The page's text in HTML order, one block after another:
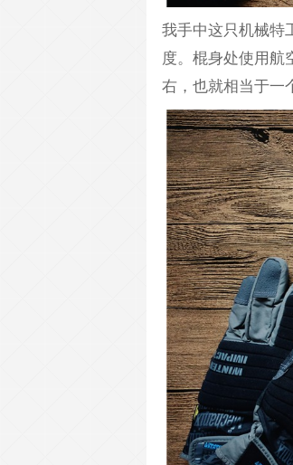
我手中这只机械特
度。棍身处使用航
右，也就相当于一